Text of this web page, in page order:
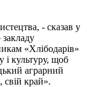
- сказав у
«Хлібодарів»
і культуру, щоб
аграрний
свій край».